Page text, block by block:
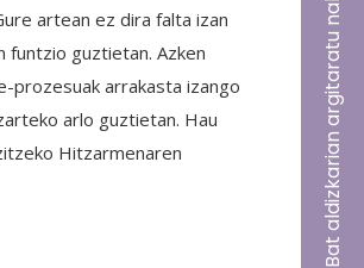
artean ez dira falta izan
funtzio guztietan. Azken
prozesuak arrakasta izango
arlo guztietan. Hau
Hitzarmenaren
Bat aldizkarian argitaratu nahi?